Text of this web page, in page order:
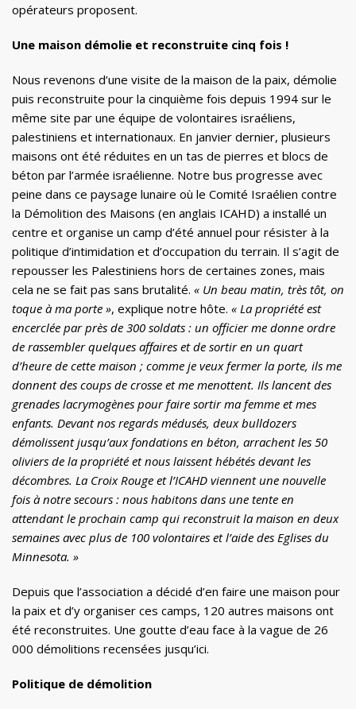
opérateurs proposent.
Une maison démolie et reconstruite cinq fois !
Nous revenons d’une visite de la maison de la paix, démolie
puis reconstruite pour la cinquième fois depuis 1994 sur le
même site par une équipe de volontaires israéliens,
palestiniens et internationaux. En janvier dernier, plusieurs
maisons ont été réduites en un tas de pierres et blocs de
béton par l’armée israélienne. Notre bus progresse avec
peine dans ce paysage lunaire où le Comité Israélien contre
la Démolition des Maisons (en anglais ICAHD) a installé un
centre et organise un camp d’été annuel pour résister à la
politique d’intimidation et d’occupation du terrain. Il s’agit de
repousser les Palestiniens hors de certaines zones, mais
cela ne se fait pas sans brutalité. « Un beau matin, très tôt, on
toque à ma porte », explique notre hôte. « La propriété est
encerclée par près de 300 soldats : un officier me donne ordre
de rassembler quelques affaires et de sortir en un quart
d’heure de cette maison ; comme je veux fermer la porte, ils me
donnent des coups de crosse et me menottent. Ils lancent des
grenades lacrymogènes pour faire sortir ma femme et mes
enfants. Devant nos regards médusés, deux bulldozers
démolissent jusqu’aux fondations en béton, arrachent les 50
oliviers de la propriété et nous laissent hébétés devant les
décombres. La Croix Rouge et l’ICAHD viennent une nouvelle
fois à notre secours : nous habitons dans une tente en
attendant le prochain camp qui reconstruit la maison en deux
semaines avec plus de 100 volontaires et l’aide des Eglises du
Minnesota. »
Depuis que l’association a décidé d’en faire une maison pour
la paix et d’y organiser ces camps, 120 autres maisons ont
été reconstruites. Une goutte d’eau face à la vague de 26
000 démolitions recensées jusqu’ici.
Politique de démolition